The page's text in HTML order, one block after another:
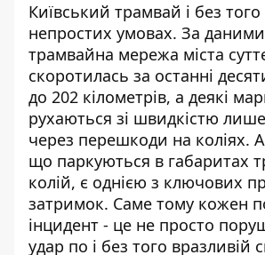
Київський трамвай і без
непростих умовах. За даними
трамвайна мережа міста
скоротилась за останні
до 202 кілометрів, а деякі
рухаються зі швидкістю
через перешкоди на коліях.
що паркуються в габаритах
колій, є однією з ключових
затримок. Саме тому кожен
інцидент - це не просто
удар по і без того вразливій